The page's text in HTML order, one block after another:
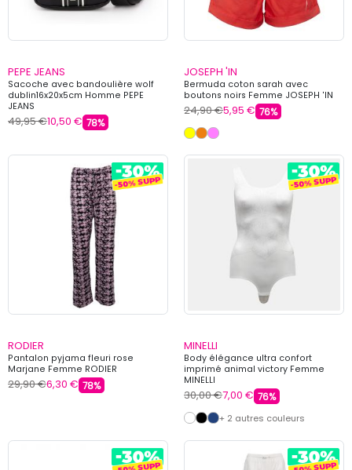
PEPE JEANS
Sacoche avec bandoulière wolf
dublin16x20x5cm Homme PEPE
JEANS
49,95 €10,50 € 78%
JOSEPH 'IN
Bermuda coton sarah avec
boutons noirs Femme JOSEPH 'IN
24,90 €5,95 € 76%
RODIER
Pantalon pyjama fleuri rose
Marjane Femme RODIER
29,90 €6,30 € 78%
MINELLI
Body élégance ultra confort
imprimé animal victory Femme
MINELLI
30,00 €7,00 € 76%
+ 2 autres couleurs